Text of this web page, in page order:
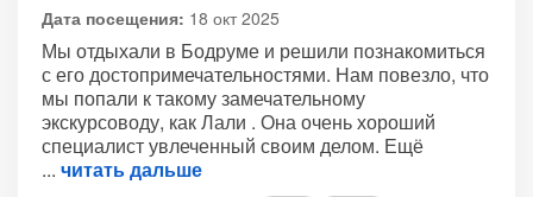
Дата посещения: 18 окт 2025
Мы отдыхали в Бодруме и решили познакомиться
с его достопримечательностями. Нам повезло, что
мы попали к такому замечательному
экскурсоводу, как Лали . Она очень хороший
специалист увлеченный своим делом. Ещё
читать дальше